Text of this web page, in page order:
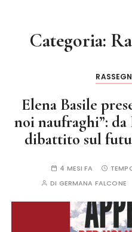
Categoria:
Elena Basile
noi naufraghi”:
dibattito sul
4 MESI FA
DI GERMANA FALCONE